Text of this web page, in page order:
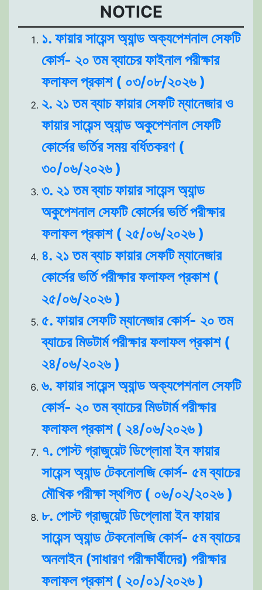
NOTICE
১. ফায়ার সায়েন্স অ্যান্ড অক্যপেশনাল সেফটি
কোর্স- ২০ তম ব্যাচের ফাইনাল পরীক্ষার
ফলাফল প্রকাশ ( ০৩/০৮/২০২৬ )
২. ২১ তম ব্যাচ ফায়ার সেফটি ম্যানেজার ও
ফায়ার সায়েন্স অ্যান্ড অকুপেশনাল সেফটি
কোর্সের ভর্তির সময় বর্ধিতকরণ (
৩০/০৬/২০২৬ )
৩. ২১ তম ব্যাচ ফায়ার সায়েন্স অ্যান্ড
অকুপেশনাল সেফটি কোর্সের ভর্তি পরীক্ষার
ফলাফল প্রকাশ ( ২৫/০৬/২০২৬ )
৪. ২১ তম ব্যাচ ফায়ার সেফটি ম্যানেজার
কোর্সের ভর্তি পরীক্ষার ফলাফল প্রকাশ (
২৫/০৬/২০২৬ )
৫. ফায়ার সেফটি ম্যানেজার কোর্স- ২০ তম
ব্যাচের মিডটার্ম পরীক্ষার ফলাফল প্রকাশ (
২৪/০৬/২০২৬ )
৬. ফায়ার সায়েন্স অ্যান্ড অক্যপেশনাল সেফটি
কোর্স- ২০ তম ব্যাচের মিডটার্ম পরীক্ষার
ফলাফল প্রকাশ ( ২৪/০৬/২০২৬ )
৭. পোস্ট গ্রাজুয়েট ডিপ্লোমা ইন ফায়ার
সায়েন্স অ্যান্ড টেকনোলজি কোর্স- ৫ম ব্যাচের
মৌখিক পরীক্ষা স্থগিত ( ০৬/০২/২০২৬ )
৮. পোস্ট গ্রাজুয়েট ডিপ্লোমা ইন ফায়ার
সায়েন্স অ্যান্ড টেকনোলজি কোর্স- ৫ম ব্যাচের
অনলাইন (সাধারণ পরীক্ষার্থীদের) পরীক্ষার
ফলাফল প্রকাশ ( ২০/০১/২০২৬ )